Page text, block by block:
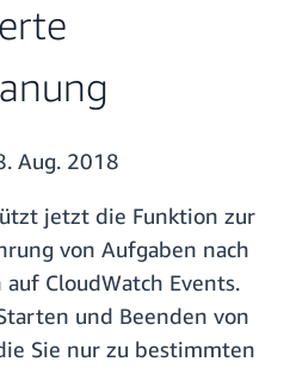
Aug. 2018
jetzt die Funktion zur
von Aufgaben nach
CloudWatch Events.
und Beenden von
Sie nur zu bestimmten